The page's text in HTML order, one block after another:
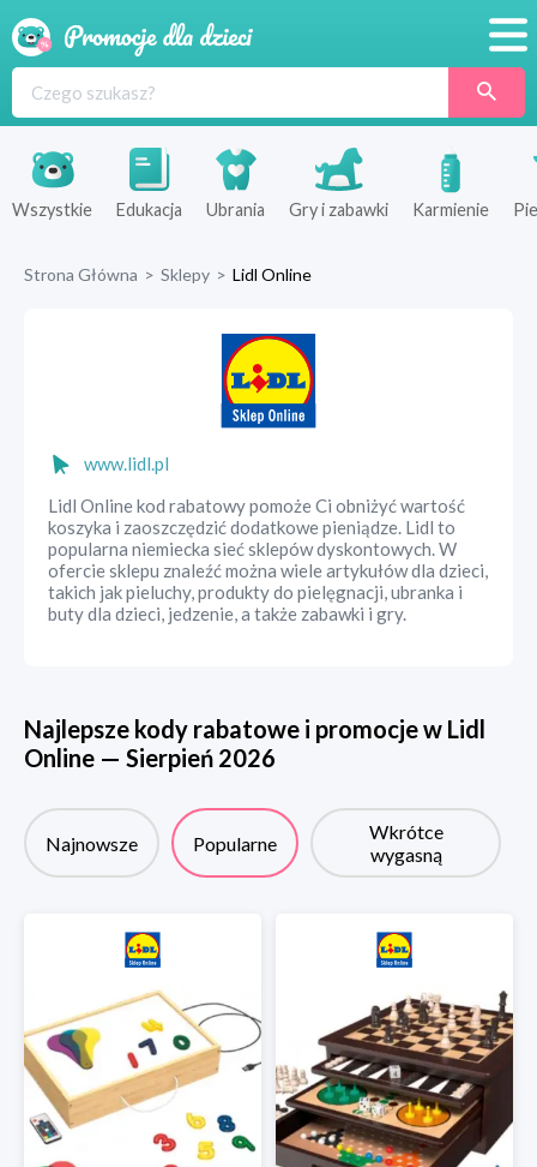
Produkty
Sklepy
Wszystkie Edukacja Ubrania Gry i zabawki Karmienie
Strona Główna > Sklepy > Lidl Online
www.lidl.pl
Lidl Online kod rabatowy pomoże Ci obniżyć wartość
koszyka i zaoszczędzić dodatkowe pieniądze. Lidl to
popularna niemiecka sieć sklepów dyskontowych. W
ofercie sklepu znaleźć można wiele artykułów dla dzieci,
takich jak pieluchy, produkty do pielęgnacji, ubranka i
buty dla dzieci, jedzenie, a także zabawki i gry.
Najlepsze kody rabatowe i promocje w Lidl
Online — Sierpień 2026
Najnowsze Popularne
Wkrótce
wygasną